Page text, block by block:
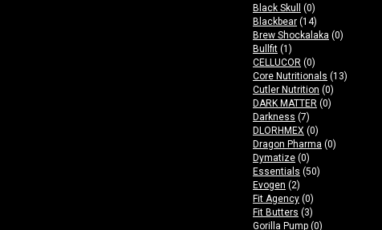
Black Skull
(0)
Blackbear (14)
Brew Shockalaka (0)
Bullfit (1)
CELLUCOR (0)
Core Nutritionals (13)
Cutler Nutrition (0)
DARK MATTER (0)
Darkness (7)
DLORHMEX (0)
Dragon Pharma (0)
Dymatize (0)
Essentials (50)
Evogen (2)
Fit Agency (0)
Fit Butters (3)
Gorilla Pump (0)